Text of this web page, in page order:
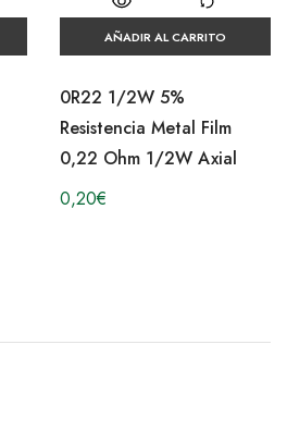
AÑADIR AL CARRITO
0R22 1/2W 5%
Resistencia Metal Film
0,22 Ohm 1/2W Axial
0,20€